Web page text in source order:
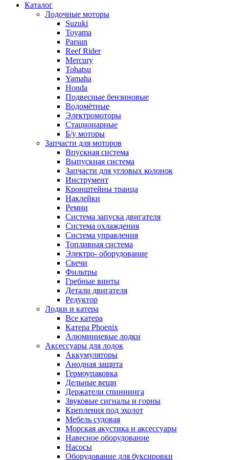
Каталог
Лодочные моторы
Suzuki
Toyama
Parsun
Reef Rider
Mercury
Tohatsu
Yamaha
Honda
Подвесные бензиновые
Водомётные
Электромоторы
Стационарные
Б/у моторы
Запчасти для моторов
Впускная система
Выпускная система
Запчасти для угловых колонок
Инструмент
Кронштейны транца
Наклейки
Ремни
Система запуска двигателя
Система охлаждения
Система управления
Топливная система
Электро- оборудование
Свечи
Фильтры
Гребные винты
Детали двигателя
Редуктор
Лодки и катера
Все катера
Катера Phoenix
Алюминиевые лодки
Аксессуары для лодок
Аккумуляторы
Анодная защита
Гермоупаковка
Дельные вещи
Держатели спиннинга
Звуковые сигналы и горны
Крепления под эхолот
Мебель судовая
Морская акустика и аксессуары
Навесное оборудование
Насосы
Оборудование для буксировки